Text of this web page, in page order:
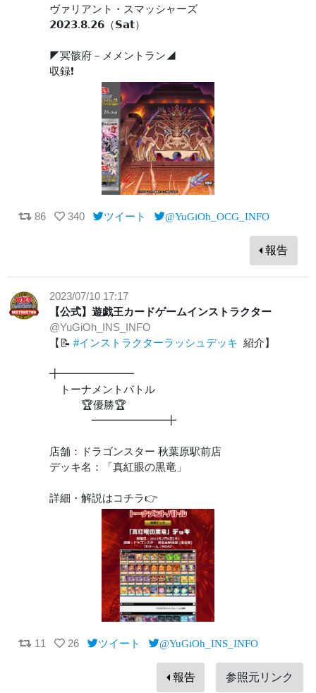
ヴァリアント・スマッシャーズ
𝟮𝟬𝟮𝟯.𝟴.𝟮𝟲（𝗦𝗮𝘁）
◤冥骸府－メメントラン◢
収録❗️
86 340 ツイート @YuGiOh_OCG_INFO
報告
2023/07/10 17:17
【公式】遊戯王カードゲームインストラクター
@YuGiOh_INS_INFO
【📝 #インストラクターラッシュデッキ 紹介】
╋━━━━━━━
トーナメントバトル
🏆優勝🏆
━━━━━━━╋
店舗：ドラゴンスター 秋葉原駅前店
デッキ名：「真紅眼の黒竜」
詳細・解説はコチラ👉
11 26 ツイート @YuGiOh_INS_INFO
報告 参照元リンク